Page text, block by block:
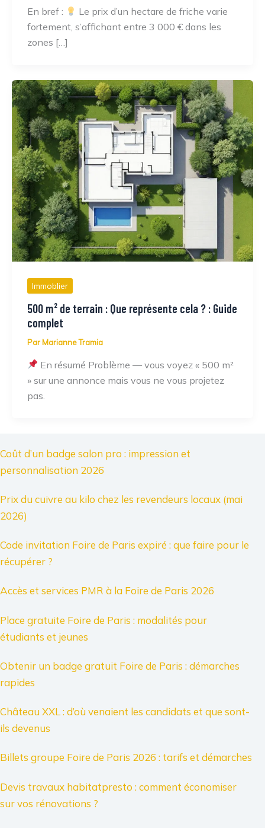
En bref :
Le prix d’un hectare de friche varie
fortement, s’affichant entre 3 000 € dans les
zones […]
Immoblier
500 m² de terrain : Que représente cela ? : Guide
complet
Par Marianne Tramia
En résumé Problème — vous voyez « 500 m²
» sur une annonce mais vous ne vous projetez
pas.
Coût d’un badge salon pro : impression et
personnalisation 2026
Prix du cuivre au kilo chez les revendeurs locaux (mai
2026)
Code invitation Foire de Paris expiré : que faire pour le
récupérer ?
Accès et services PMR à la Foire de Paris 2026
Place gratuite Foire de Paris : modalités pour
étudiants et jeunes
Obtenir un badge gratuit Foire de Paris : démarches
rapides
Château XXL : d’où venaient les candidats et que sont-
ils devenus
Billets groupe Foire de Paris 2026 : tarifs et démarches
Devis travaux habitatpresto : comment économiser
sur vos rénovations ?